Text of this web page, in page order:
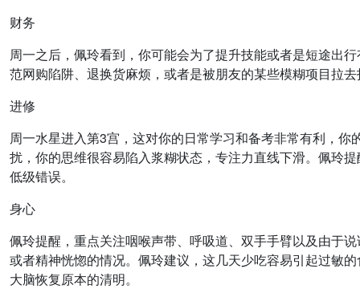
财务
周一之后，佩玲看到，你可能会为了提升技能或者是短途出
范网购陷阱、退换货麻烦，或者是被朋友的某些模糊项目拉
进修
周一水星进入第3宫，这对你的日常学习和备考非常有利，
扰，你的思维很容易陷入浆糊状态，专注力直线下滑。佩玲
低级错误。
身心
佩玲提醒，重点关注咽喉声带、呼吸道、双手手臂以及由于
或者精神恍惚的情况。佩玲建议，这几天少吃容易引起过敏
大脑恢复原本的清明。